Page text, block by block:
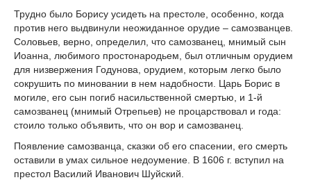
Трудно было Борису усидеть на престоле, особенно, когда
против него выдвинули неожиданное орудие – самозванцев.
Соловьев, верно, определил, что самозванец, мнимый сын
Иоанна, любимого простонародьем, был отличным орудием
для низвержения Годунова, орудием, которым легко было
сокрушить по миновании в нем надобности. Царь Борис в
могиле, его сын погиб насильственной смертью, и 1-й
самозванец (мнимый Отрепьев) не процарствовал и года:
стоило только объявить, что он вор и самозванец.
Появление самозванца, сказки об его спасении, его смерть
оставили в умах сильное недоумение. В 1606 г. вступил на
престол Василий Иванович Шуйский.